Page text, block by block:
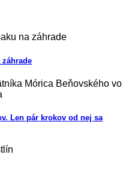
Len pár krokov od nej sa